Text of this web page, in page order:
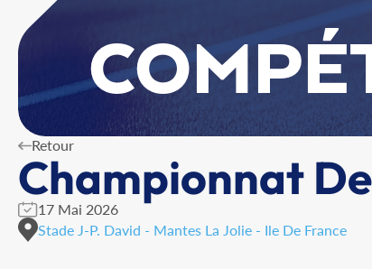
Retour
Championnat
17 Mai 2026
Stade J-P. David - Mantes La Jolie - Ile De France